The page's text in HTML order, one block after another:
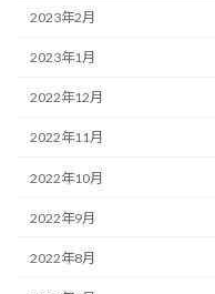
2023年2月
2023年1月
2022年12月
2022年11月
2022年10月
2022年9月
2022年8月